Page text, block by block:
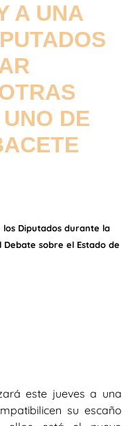
A UNA
DE
los Diputados durante la
sobre el Estado de
este jueves a una
su escaño